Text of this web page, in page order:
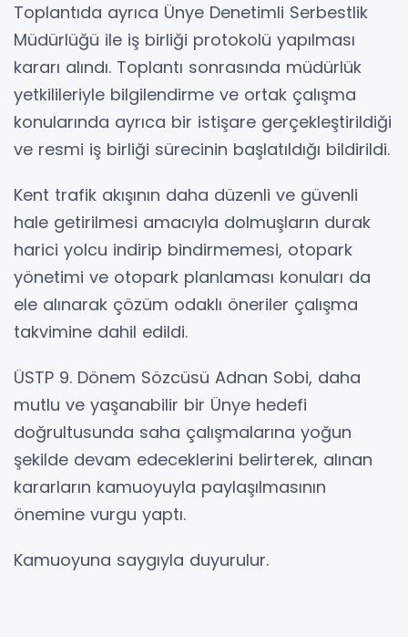
Toplantıda ayrıca Ünye Denetimli Serbestlik
Müdürlüğü ile iş birliği protokolü yapılması
kararı alındı. Toplantı sonrasında müdürlük
yetkilileriyle bilgilendirme ve ortak çalışma
konularında ayrıca bir istişare gerçekleştirildiği
ve resmi iş birliği sürecinin başlatıldığı bildirildi.
Kent trafik akışının daha düzenli ve güvenli
hale getirilmesi amacıyla dolmuşların durak
harici yolcu indirip bindirmemesi, otopark
yönetimi ve otopark planlaması konuları da
ele alınarak çözüm odaklı öneriler çalışma
takvimine dahil edildi.
ÜSTP 9. Dönem Sözcüsü Adnan Sobi, daha
mutlu ve yaşanabilir bir Ünye hedefi
doğrultusunda saha çalışmalarına yoğun
şekilde devam edeceklerini belirterek, alınan
kararların kamuoyuyla paylaşılmasının
önemine vurgu yaptı.
Kamuoyuna saygıyla duyurulur.